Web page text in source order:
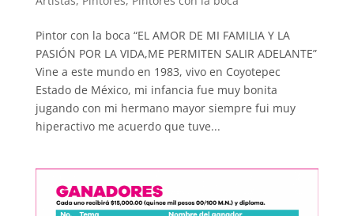
Pintor con la boca “EL AMOR DE MI FAMILIA Y LA
PASIÓN POR LA VIDA,ME PERMITEN SALIR ADELANTE”
Vine a este mundo en 1983, vivo en Coyotepec
Estado de México, mi infancia fue muy bonita
jugando con mi hermano mayor siempre fui muy
hiperactivo me acuerdo que tuve...